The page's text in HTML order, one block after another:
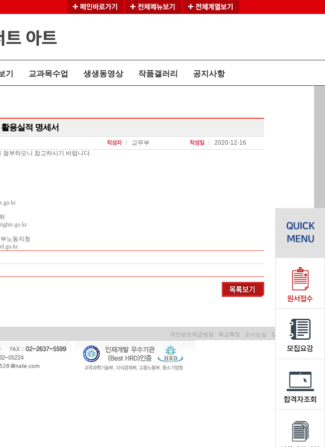
기 교과목수업 생생동영상 작품갤러리 공지사항
용실적 명세서
교무부
2020-12-16
첨부하오니 참고하시기 바랍니다.
노동지청
개인정보취급방침 학교특징 오시는길 장학제도 학자금대출